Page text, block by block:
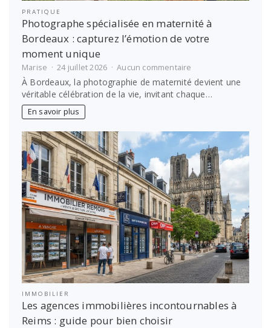
PRATIQUE
Photographe spécialisée en maternité à
Bordeaux : capturez l’émotion de votre
moment unique
Marise 24 juillet 2026 Aucun commentaire
Photographe
spécialisée
en
capturez
l’émotion
de
votre
moment
unique
À Bordeaux, la photographie de maternité devient une
véritable célébration de la vie, invitant chaque…
En savoir plus
IMMOBILIER
Les agences immobilières incontournables à
Reims : guide pour bien choisir